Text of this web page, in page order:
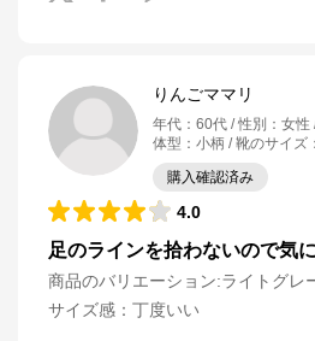
りんごママリ
年代 ： 60代 性別 ： 女性
体型 ： 小柄 靴のサイズ ：
購入確認済み
4.0
足のラインを拾わないので気
商品のバリエーション:ライトグレ
サイズ感 ： 丁度いい